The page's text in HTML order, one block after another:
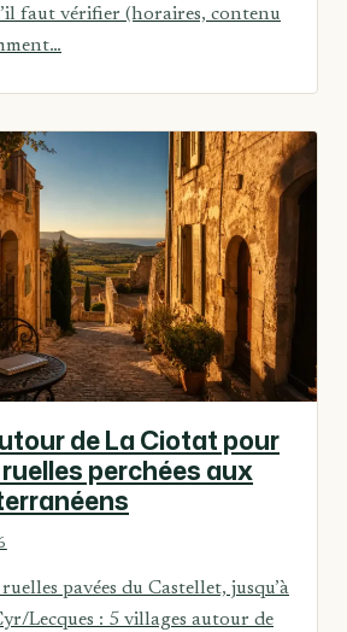
faut vérifier (horaires, contenu
de La Ciotat pour
perchées aux
pavées du Castellet, jusqu’à
Lecques : 5 villages autour de